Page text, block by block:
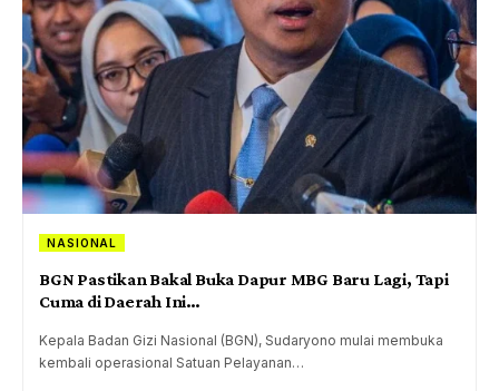
NASIONAL
BGN Pastikan Bakal Buka Dapur MBG Baru Lagi, Tapi
Cuma di Daerah Ini…
Kepala Badan Gizi Nasional (BGN), Sudaryono mulai membuka
kembali operasional Satuan Pelayanan…